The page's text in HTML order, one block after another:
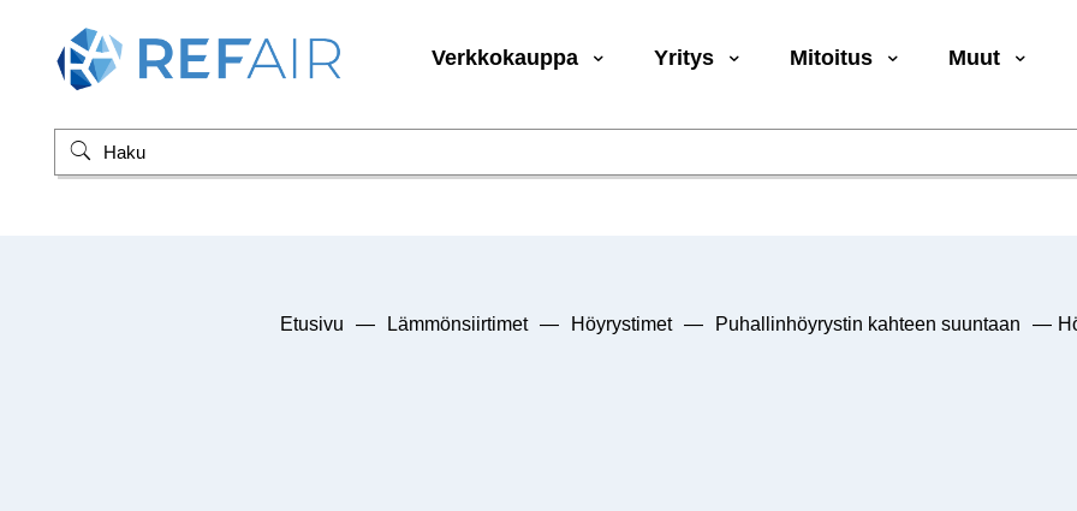
Verkkokauppa Yritys Mitoitus Muut
Etusivu — Lämmönsiirtimet — Höyrystimet — Puhallinhöyrystin kahteen suuntaan —